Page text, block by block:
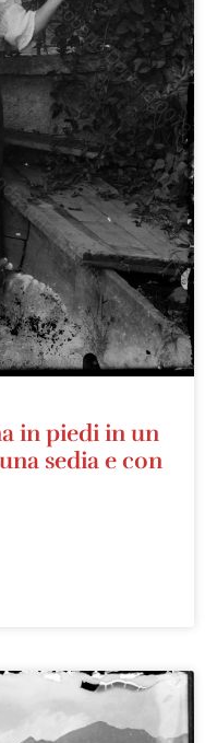
in piedi in un
sedia e con